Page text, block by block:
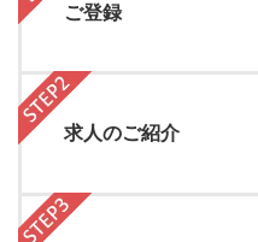
ご登録
求人のご紹介